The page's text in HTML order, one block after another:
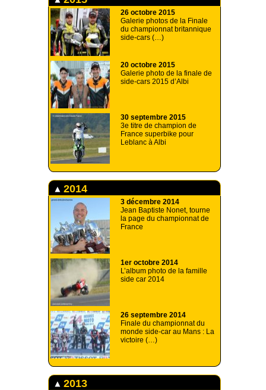
26 octobre 2015
Galerie photos de la Finale
du championnat britannique
side-cars (…)
20 octobre 2015
Galerie photo de la finale de
side-cars 2015 d’Albi
30 septembre 2015
3e titre de champion de
France superbike pour
Leblanc à Albi
2014
3 décembre 2014
Jean Baptiste Nonet, tourne
la page du championnat de
France
1er octobre 2014
L’album photo de la famille
side car 2014
26 septembre 2014
Finale du championnat du
monde side-car au Mans : La
victoire (…)
2013